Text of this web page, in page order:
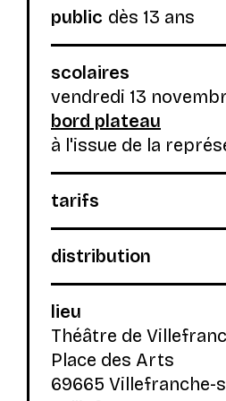
public dès 13 ans
scolaires
vendredi 13
bord plateau
à l'issue de la
tarifs
distribution
lieu
Théâtre de
Place des Arts
69665 Villefranche-